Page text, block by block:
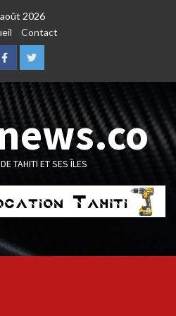
2026
Contact
FacebookTwitter
TAHITI ET SES ÎLES